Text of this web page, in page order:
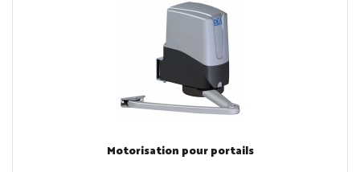
Motorisation pour portails